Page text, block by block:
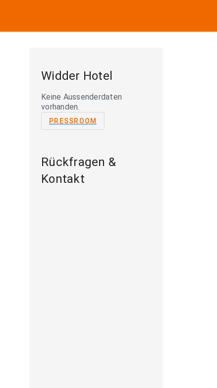
Widder Hotel
Keine Aussenderdaten
vorhanden.
PRESSROOM
Rückfragen &
Kontakt